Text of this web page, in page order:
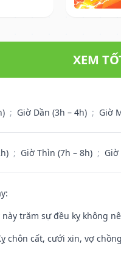
XEM
; Giờ Dần (3h – 4h) ; Giờ
; Giờ Thìn (7h – 8h) ; Giờ
này trăm sự đều kỵ không
chôn cất, cưới xin, vợ